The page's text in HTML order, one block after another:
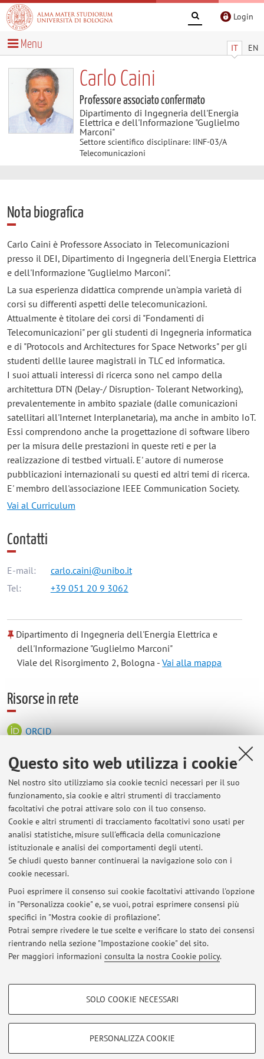
Questo sito web utilizza i cookie
Nel nostro sito utilizziamo sia cookie tecnici necessari per il suo
funzionamento, sia cookie e altri strumenti di tracciamento
facoltativi che potrai attivare solo con il tuo consenso.
Cookie e altri strumenti di tracciamento facoltativi sono usati per
analisi statistiche, misure sull'efficacia della comunicazione
istituzionale e analisi dei comportamenti degli utenti.
Se chiudi questo banner continuerai la navigazione solo con i
cookie necessari.
Puoi esprimere il consenso sui cookie facoltativi attivando l'opzione
in "Personalizza cookie" e, se vuoi, potrai esprimere consensi più
specifici in "Mostra cookie di profilazione".
Potrai sempre rivedere le tue scelte e verificare lo stato dei consensi
rientrando nella sezione "Impostazione cookie" del sito.
Per maggiori informazioni consulta la nostra Cookie policy.
COOKIE DI PROFILAZIONE - FACOLTATIVI
SOLO COOKIE NECESSARI
PERSONALIZZA COOKIE
Login
IT EN
Menu
Carlo Caini
Professore associato confermato
Dipartimento di Ingegneria dell'Energia
Elettrica e dell'Informazione "Guglielmo
Marconi"
Settore scientifico disciplinare: IINF-03/A
Telecomunicazioni
Nota biografica
Carlo Caini è Professore Associato in Telecomunicazioni
presso il DEI, Dipartimento di Ingegneria dell'Energia Elettrica
e dell'Informazione "Guglielmo Marconi".
La sua esperienza didattica comprende un'ampia varietà di
corsi su differenti aspetti delle telecomunicazioni.
Attualmente è titolare dei corsi di "Fondamenti di
Telecomunicazioni" per gli studenti di Ingegneria informatica
e di "Protocols and Architectures for Space Networks" per gli
studenti dellle lauree magistrali in TLC ed informatica.
I suoi attuali interessi di ricerca sono nel campo della
architettura DTN (Delay-/ Disruption- Tolerant Networking),
prevalentemente in ambito spaziale (dalle comunicazioni
satellitari all'Internet Interplanetaria), ma anche in ambito IoT.
Essi comprendono anche la progettazione di software libero
per la misura delle prestazioni in queste reti e per la
realizzazione di testbed virtuali. E' autore di numerose
pubblicazioni internazionali su questi ed altri temi di ricerca.
E' membro dell'associazione IEEE Communication Society.
Vai al Curriculum
Contatti
E-mail:
carlo.caini@unibo.it
Tel:
+39 051 20 9 3062
Dipartimento di Ingegneria dell'Energia Elettrica e
dell'Informazione "Guglielmo Marconi"
Viale del Risorgimento 2, Bologna -Vai alla mappa
Risorse in rete
ORCID
Orario di ricevimento
Mercoledì 16-18. E' sempre richiesta un' e-mail di preavviso
un paio di giorni prima per concordare con il docente la
modalità (via Teams o in presenza), l'eventuale sede (Scuola di
Ingegneria e Architettura, viale Risorgimento 2, o ARCES via
Toffano 2/2) e l'effettivo orario (anche in giorno diverso).
Ultimi avvisi
Al momento non sono presenti avvisi.
Area riservata
Accedi tramiteloginper gestire tutti i contenuti del sito.